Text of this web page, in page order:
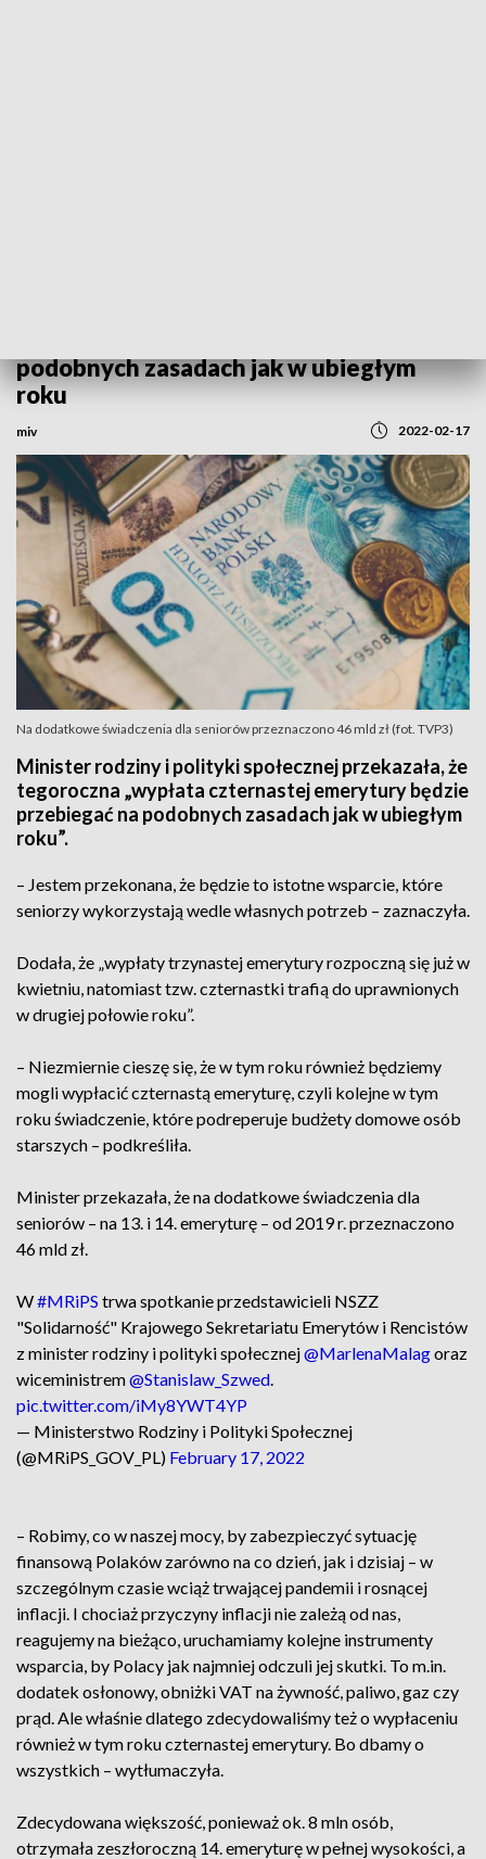
podobnych zasadach jak w ubiegłym
roku
miv 2022-02-17
Na dodatkowe świadczenia dla seniorów przeznaczono 46 mld zł (fot. TVP3)
Minister rodziny i polityki społecznej przekazała, że
tegoroczna „wypłata czternastej emerytury będzie
przebiegać na podobnych zasadach jak w ubiegłym
roku”.
– Jestem przekonana, że będzie to istotne wsparcie, które
seniorzy wykorzystają wedle własnych potrzeb – zaznaczyła.
Dodała, że „wypłaty trzynastej emerytury rozpoczną się już w
kwietniu, natomiast tzw. czternastki trafią do uprawnionych
w drugiej połowie roku”.
– Niezmiernie cieszę się, że w tym roku również będziemy
mogli wypłacić czternastą emeryturę, czyli kolejne w tym
roku świadczenie, które podreperuje budżety domowe osób
starszych – podkreśliła.
Minister przekazała, że na dodatkowe świadczenia dla
seniorów – na 13. i 14. emeryturę – od 2019 r. przeznaczono
46 mld zł.
W#MRiPS trwa spotkanie przedstawicieli NSZZ
"Solidarność" Krajowego Sekretariatu Emerytów i Rencistów
z minister rodziny i polityki społecznej@MarlenaMalagoraz
wiceministrem@Stanislaw_Szwed.
pic.twitter.com/iMy8YWT4YP
— Ministerstwo Rodziny i Polityki Społecznej
(@MRiPS_GOV_PL) February 17, 2022
– Robimy, co w naszej mocy, by zabezpieczyć sytuację
finansową Polaków zarówno na co dzień, jak i dzisiaj – w
szczególnym czasie wciąż trwającej pandemii i rosnącej
inflacji. I chociaż przyczyny inflacji nie zależą od nas,
reagujemy na bieżąco, uruchamiamy kolejne instrumenty
wsparcia, by Polacy jak najmniej odczuli jej skutki. To m.in.
dodatek osłonowy, obniżki VAT na żywność, paliwo, gaz czy
prąd. Ale właśnie dlatego zdecydowaliśmy też o wypłaceniu
również w tym roku czternastej emerytury. Bo dbamy o
wszystkich – wytłumaczyła.
Zdecydowana większość, ponieważ ok. 8 mln osób,
otrzymała zeszłoroczną 14. emeryturę w pełnej wysokości, a